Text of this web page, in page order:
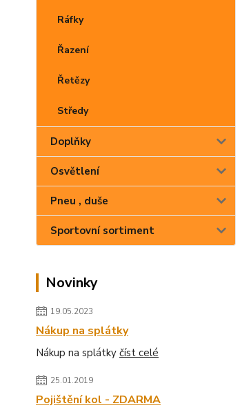
Ráfky
Řazení
Řetězy
Středy
Doplňky
Osvětlení
Pneu , duše
Sportovní sortiment
Novinky
19.05.2023
Nákup na splátky
Nákup na splátky číst celé
25.01.2019
Pojištění kol - ZDARMA